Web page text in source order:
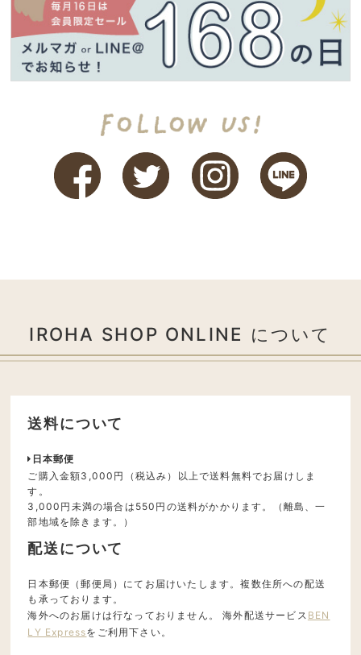
IROHA SHOP ONLINE について
送料について
日本郵便
ご購入金額3,000円（税込み）以上で送料無料でお届けしま
す。
3,000円未満の場合は550円の送料がかかります。（離島、一
部地域を除きます。）
配送について
日本郵便（郵便局）にてお届けいたします。複数住所への配送
も承っております。
海外へのお届けは行なっておりません。 海外配送サービス BEN
LY Expressをご利用下さい。